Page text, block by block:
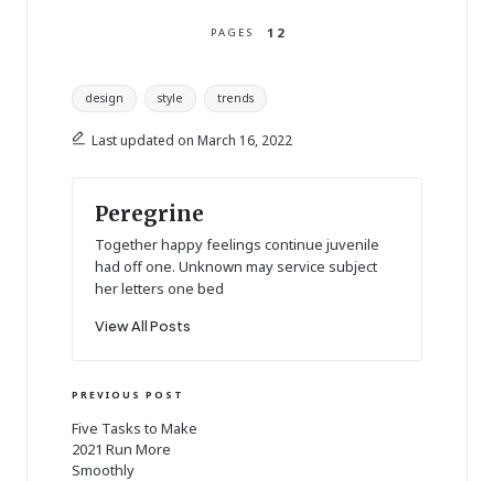
PAGES 1 2
Tags:
design style trends
Last updated on March 16, 2022
Peregrine
Together happy feelings continue juvenile
had off one. Unknown may service subject
her letters one bed
View All Posts
Post
navigation
PREVIOUS POST
Five Tasks to Make
2021 Run More
Smoothly